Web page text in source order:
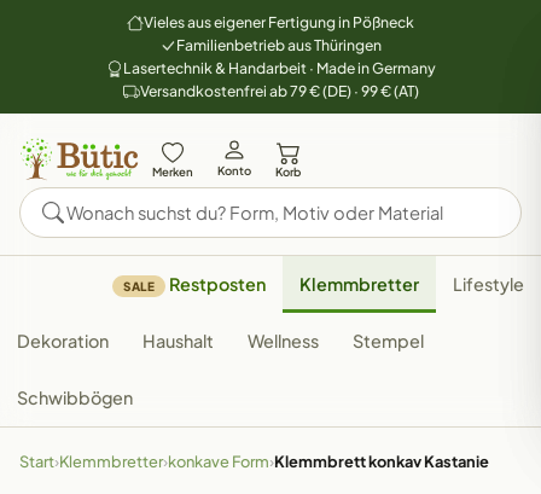
Vieles aus eigener Fertigung in Pößneck
Familienbetrieb aus Thüringen
Lasertechnik & Handarbeit · Made in Germany
Versandkostenfrei ab 79 € (DE) · 99 € (AT)
Merken Konto Korb
SALE Restposten Klemmbretter Lifestyle
Dekoration Haushalt Wellness Stempel
Schwibbögen
Start›Klemmbretter›konkave Form›Klemmbrett konkav Kastanie